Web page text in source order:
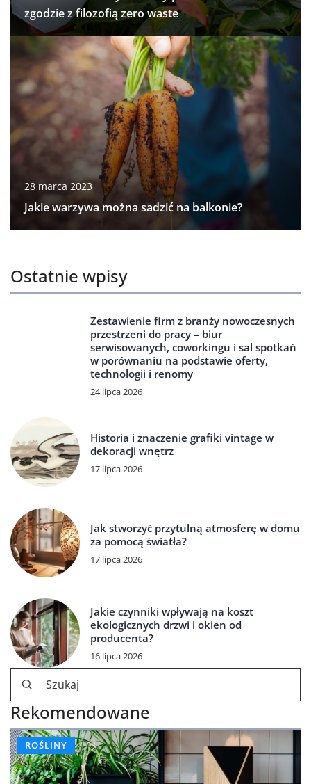
zgodzie z filozofią zero waste
28 marca 2023
Jakie warzywa można sadzić na balkonie?
Ostatnie wpisy
Zestawienie firm z branży nowoczesnych
przestrzeni do pracy – biur
serwisowanych, coworkingu i sal spotkań
w porównaniu na podstawie oferty,
technologii i renomy
24 lipca 2026
Historia i znaczenie grafiki vintage w
dekoracji wnętrz
17 lipca 2026
Jak stworzyć przytulną atmosferę w domu
za pomocą światła?
17 lipca 2026
Jakie czynniki wpływają na koszt
ekologicznych drzwi i okien od
producenta?
16 lipca 2026
Rekomendowane
ROŚLINY